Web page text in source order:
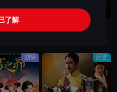
更新至第60集
东汉末年，朝纲混乱。内有董卓（吕晓禾 饰）巨奸权倾朝野，专横跋扈；外有黄巾军起义，撼动社稷。时有曹操（陈建斌 饰）韬光养晦，欲为国除害。逃出京城后，曹操与各地诸侯袁绍、刘备（于和伟 饰）、孙坚等二
剧情 历史
了解